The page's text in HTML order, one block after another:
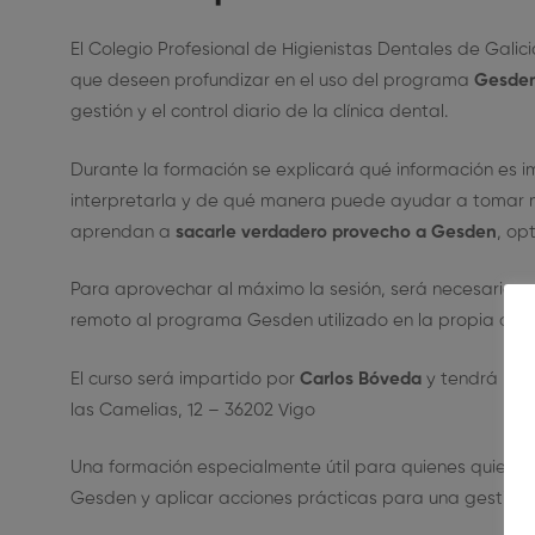
El Colegio Profesional de Higienistas Dentales de
que deseen profundizar en el uso del programa
gestión y el control diario de la clínica dental.
Durante la formación se explicará qué información
interpretarla y de qué manera puede ayudar a tomar
aprendan a sacarle verdadero provecho a Gesden ,
Para aprovechar al máximo la sesión, será necesario
remoto al programa Gesden utilizado en la propia
El curso será impartido por Carlos Bóveda y tendrá
las Camelias, 12 – 36202 Vigo
Una formación especialmente útil para quienes
Gesden y aplicar acciones prácticas para una gestión